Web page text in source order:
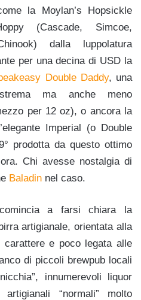
la Moylan’s Hopsickle
(Cascade, Simcoe,
dalla luppolatura
per una decina di USD la
Double Daddy, una
ma anche meno
per 12 oz), o ancora la
Imperial (o Double
prodotta da questo ottimo
Chi avesse nostalgia di
Baladin nel caso.
a farsi chiara la
artigianale, orientata alla
e poco legata alle
di piccoli brewpub locali
innumerevoli liquor
“normali” molto